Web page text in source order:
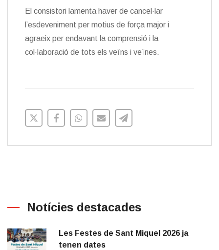
El consistori lamenta haver de cancel·lar
l’esdeveniment per motius de força major i
agraeix per endavant la comprensió i la
col·laboració de tots els veïns i veïnes.
Notícies destacades
Les Festes de Sant Miquel 2026 ja
tenen dates